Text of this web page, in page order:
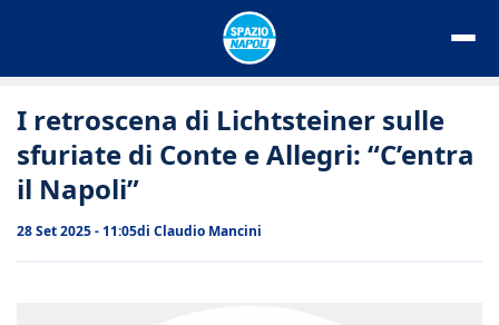
I retroscena di Lichtsteiner sulle
sfuriate di Conte e Allegri: “C’entra
il Napoli”
28 Set 2025 - 11:05di Claudio Mancini